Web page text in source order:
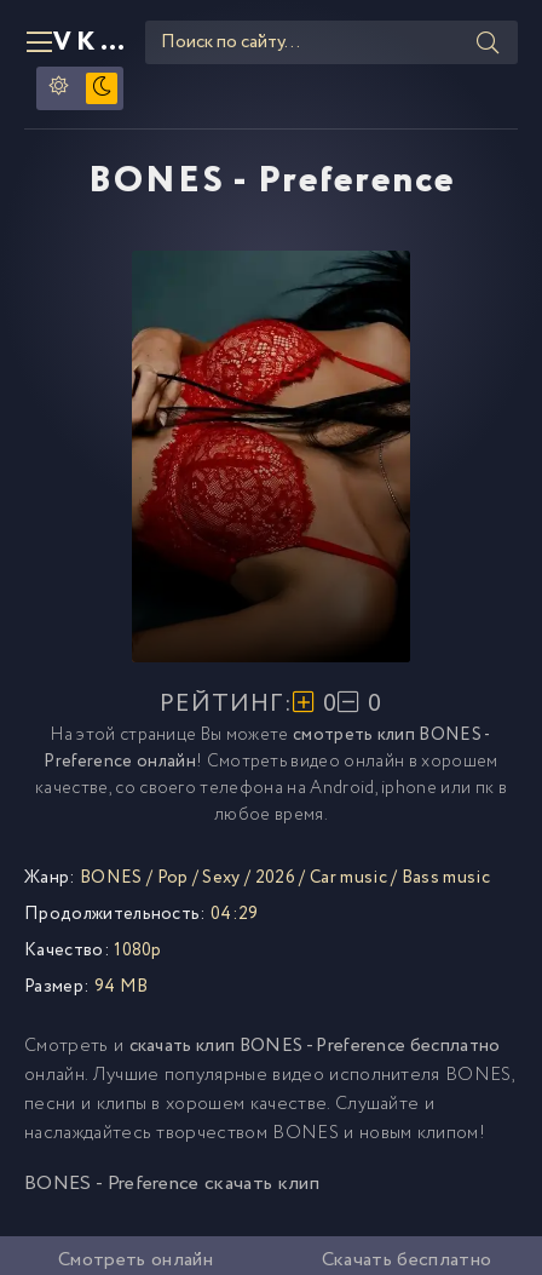
VKLIPE RU
BONES - Preference
РЕЙТИНГ: 0 0
На этой странице Вы можете смотреть клип BONES -
Preference онлайн! Смотреть видео онлайн в хорошем
качестве, со своего телефона на Android, iphone или пк в
любое время.
Жанр: BONES / Pop /Sexy/ 2026/Car music/ Bass music
Продолжительность: 04:29
Качество: 1080p
Размер: 94 MB
Смотреть и скачать клип BONES - Preference бесплатно
онлайн. Лучшие популярные видео исполнителя BONES,
песни и клипы в хорошем качестве. Слушайте и
наслаждайтесь творчеством BONES и новым клипом!
BONES - Preference скачать клип
Смотреть онлайн Скачать бесплатно